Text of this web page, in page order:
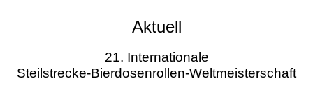
Aktuell
21. Internationale
Steilstrecke-Bierdosenrollen-Weltmeisterschaft